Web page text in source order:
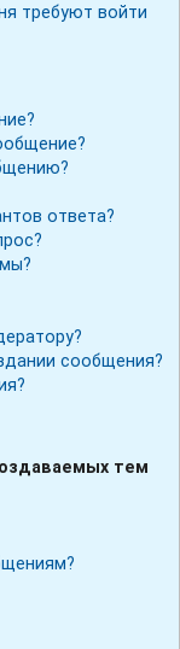
требуют войти
ответа?
сообщения?
тем